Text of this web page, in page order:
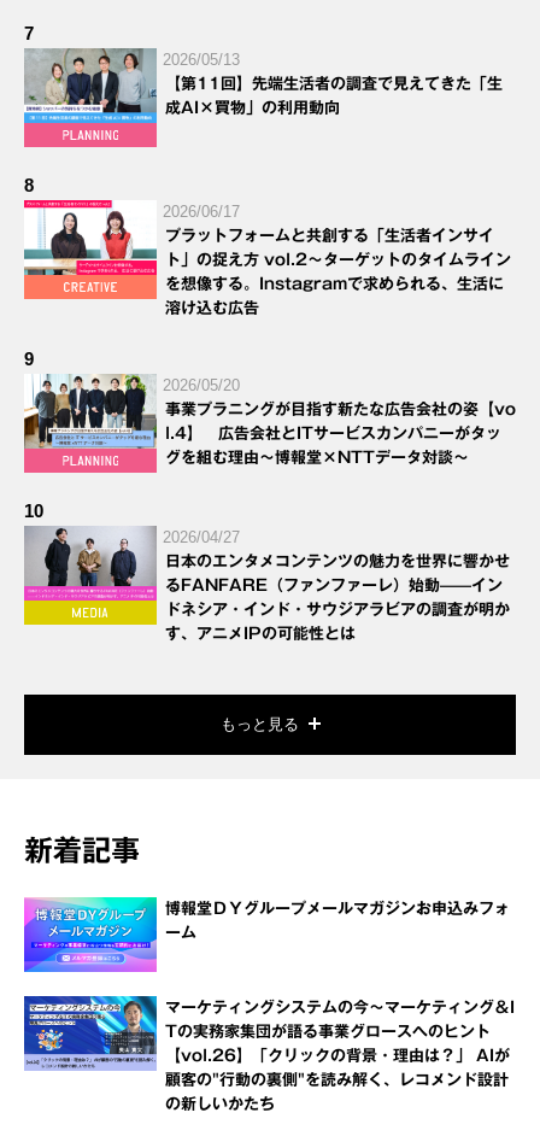
7
2026/05/13
【第11回】先端生活者の調査で見えてきた「生
成AI×買物」の利用動向
8
2026/06/17
プラットフォームと共創する「生活者インサイ
ト」の捉え方 vol.2～ターゲットのタイムライン
を想像する。Instagramで求められる、生活に
溶け込む広告
9
2026/05/20
事業プラニングが目指す新たな広告会社の姿【vo
l.4】 広告会社とITサービスカンパニーがタッ
グを組む理由～博報堂×NTTデータ対談～
10
2026/04/27
日本のエンタメコンテンツの魅力を世界に響かせ
るFANFARE（ファンファーレ）始動——イン
ドネシア・インド・サウジアラビアの調査が明か
す、アニメIPの可能性とは
もっと見る
新着記事
博報堂ＤＹグループメールマガジンお申込みフォ
ーム
マーケティングシステムの今～マーケティング＆I
Tの実務家集団が語る事業グロースへのヒント
【vol.26】「クリックの背景・理由は？」 AIが
顧客の"行動の裏側"を読み解く、レコメンド設計
の新しいかたち